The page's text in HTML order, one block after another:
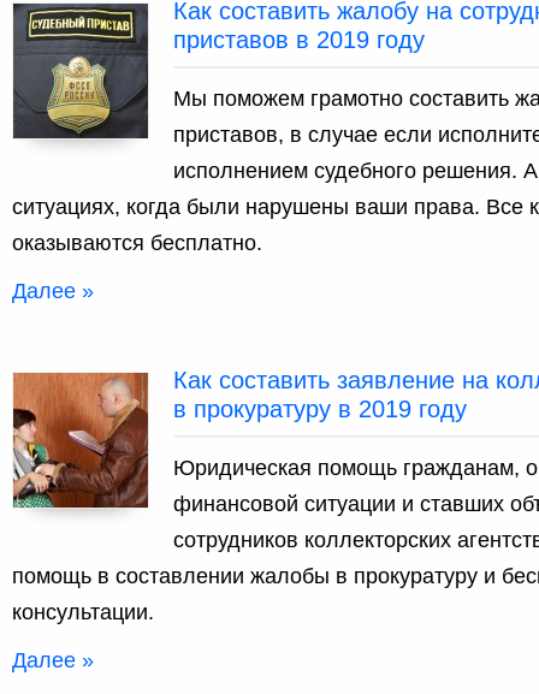
Как составить жалобу на
приставов в 2019 году
Мы поможем грамотно составить
приставов, в случае если
исполнением судебного решения.
ситуациях, когда были нарушены ваши права. Все
оказываются бесплатно.
Далее »
Как составить заявление на
в прокуратуру в 2019 году
Юридическая помощь гражданам,
финансовой ситуации и ставших
сотрудников коллекторских
помощь в составлении жалобы в прокуратуру и
консультации.
Далее »